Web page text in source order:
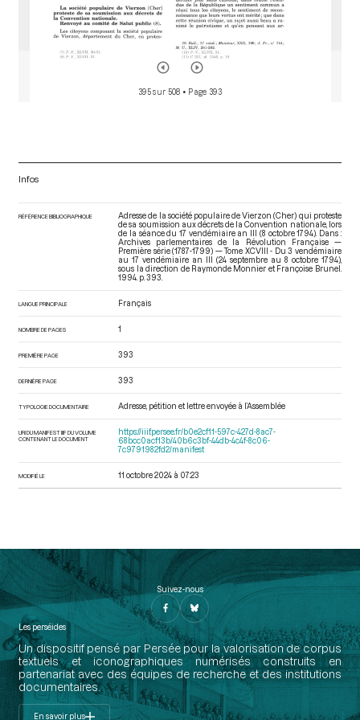
395 sur 508 • Page 393
Infos
RÉFÉRENCE BIBLIOGRAPHIQUE
Adresse de la société populaire de Vierzon (Cher) qui proteste
de sa soumission aux décrets de la Convention nationale, lors
de la séance du 17 vendémiaire an III (8 octobre 1794). Dans :
Archives parlementaires de la Révolution Française —
Première série (1787-1799) — Tome XCVIII - Du 3 vendémiaire
au 17 vendémiaire an III (24 septembre au 8 octobre 1794),
sous la direction de Raymonde Monnier et Françoise Brunel.
1994. p. 393.
LANGUE PRINCIPALE Français
NOMBRE DE PAGES 1
PREMIÈRE PAGE 393
DERNIÈRE PAGE 393
TYPOLOGIE DOCUMENTAIRE Adresse, pétition et lettre envoyée à l’Assemblée
URI DU MANIFEST IIIF DU VOLUME
CONTENANT LE DOCUMENT
https://iiif.persee.fr/b0e2cf11-597c-427d-8ac7-
68bcc0acf13b/40b6c3bf-44db-4c4f-8c06-
7c9791982fd2/manifest
MODIFIÉ LE 11 octobre 2024 à 07:23
Suivez-nous
Les perséides
Un dispositif pensé par Persée pour la valorisation de corpus
textuels et iconographiques numérisés construits en
partenariat avec des équipes de recherche et des institutions
documentaires.
En savoir plus